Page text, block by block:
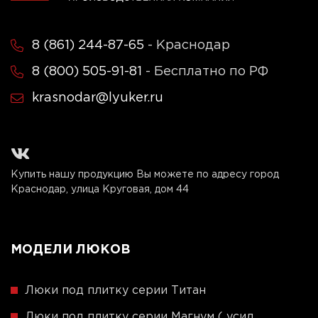
8 (861) 244-87-65 - Краснодар
8 (800) 505-91-81 - Бесплатно по РФ
krasnodar@lyuker.ru
Купить нашу продукцию Вы можете по адресу город
Краснодар, улица Круговая, дом 44
МОДЕЛИ ЛЮКОВ
Люки под плитку серии Титан